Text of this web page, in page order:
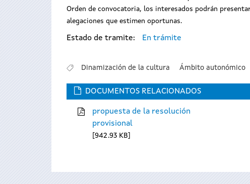
Orden de convocatoria, los interesados podrán
alegaciones que estimen oportunas.
Estado de tramite: En trámite
Dinamización de la cultura Ámbito autonómico
DOCUMENTOS RELACIONADOS
propuesta de la resolución
provisional
942.93 KB